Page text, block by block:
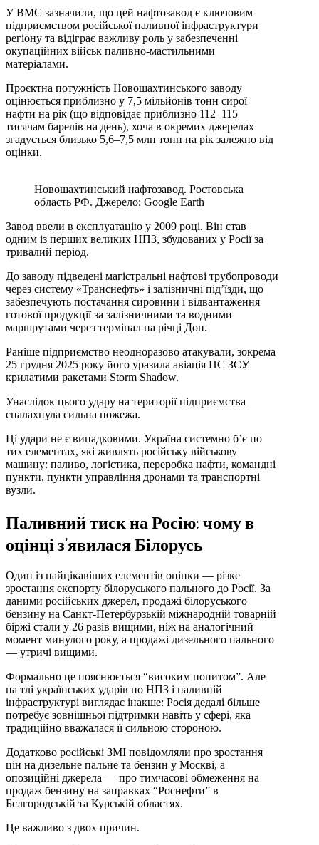
У ВМС зазначили, що цей нафтозавод є ключовим
підприємством російської паливної інфраструктури
регіону та відіграє важливу роль у забезпеченні
окупаційних військ паливно-мастильними
матеріалами.
Проєктна потужність Новошахтинського заводу
оцінюється приблизно у 7,5 мільйонів тонн сирої
нафти на рік (що відповідає приблизно 112–115
тисячам барелів на день), хоча в окремих джерелах
згадується близько 5,6–7,5 млн тонн на рік залежно від
оцінки.
Новошахтинський нафтозавод. Ростовська
область РФ. Джерело: Google Earth
Завод ввели в експлуатацію у 2009 році. Він став
одним із перших великих НПЗ, збудованих у Росії за
тривалий період.
До заводу підведені магістральні нафтові трубопроводи
через систему «Транснефть» і залізничні під’їзди, що
забезпечують постачання сировини і відвантаження
готової продукції за залізничними та водними
маршрутами через термінал на річці Дон.
Раніше підприємство неодноразово атакували, зокрема
25 грудня 2025 року його уразила авіація ПС ЗСУ
крилатими ракетами Storm Shadow.
Унаслідок цього удару на території підприємства
спалахнула сильна пожежа.
Ці удари не є випадковими. Україна системно б’є по
тих елементах, які живлять російську військову
машину: паливо, логістика, переробка нафти, командні
пункти, пункти управління дронами та транспортні
вузли.
Паливний тиск на Росію: чому в
оцінці з’явилася Білорусь
Один із найцікавіших елементів оцінки — різке
зростання експорту білоруського пального до Росії. За
даними російських джерел, продажі білоруського
бензину на Санкт-Петербурзькій міжнародній товарній
біржі стали у 26 разів вищими, ніж на аналогічний
момент минулого року, а продажі дизельного пального
— утричі вищими.
Формально це пояснюється “високим попитом”. Але
на тлі українських ударів по НПЗ і паливній
інфраструктурі виглядає інакше: Росія дедалі більше
потребує зовнішньої підтримки навіть у сфері, яка
традиційно вважалася її сильною стороною.
Додатково російські ЗМІ повідомляли про зростання
цін на дизельне пальне та бензин у Москві, а
опозиційні джерела — про тимчасові обмеження на
продаж бензину на заправках “Роснефти” в
Бєлгородській та Курській областях.
Це важливо з двох причин.